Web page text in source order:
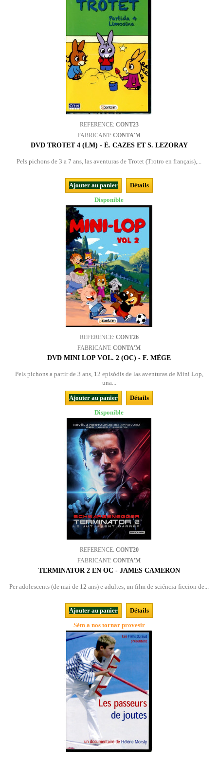
REFERENCE: CONT23
FABRICANT: CONTA'M
DVD TROTET 4 (LM) - É. CAZES ET S. LEZORAY
Pels pichons de 3 a 7 ans, las aventuras de Trotet (Trotro en français),...
Ajouter au panier
Détails
Disponible
REFERENCE: CONT26
FABRICANT: CONTA'M
DVD MINI LOP VOL. 2 (OC) - F. MÈGE
Pels pichons a partir de 3 ans, 12 episòdis de las aventuras de Mini Lop,
una...
Ajouter au panier
Détails
Disponible
REFERENCE: CONT20
FABRICANT: CONTA'M
TERMINATOR 2 EN OC - JAMES CAMERON
Per adolescents (de mai de 12 ans) e adultes, un film de sciéncia-ficcion de...
Ajouter au panier
Détails
Sèm a nos tornar provesir